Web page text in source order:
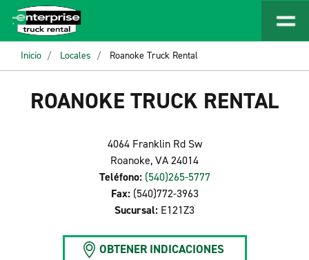
Inicio Locales Roanoke Truck Rental
ROANOKE TRUCK RENTAL
4064 Franklin Rd Sw
Roanoke, VA 24014
Teléfono: (540)265-5777
Fax: (540)772-3963
Sucursal: E121Z3
OBTENER INDICACIONES